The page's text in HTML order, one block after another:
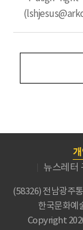
뉴스레터
(58326) 전남광주
한국문화예
Copyright